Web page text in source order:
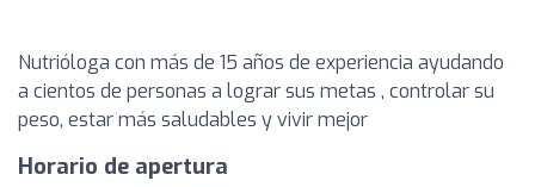
Nutrióloga con más de 15 años de experiencia ayudando
a cientos de personas a lograr sus metas , controlar su
peso, estar más saludables y vivir mejor
Horario de apertura